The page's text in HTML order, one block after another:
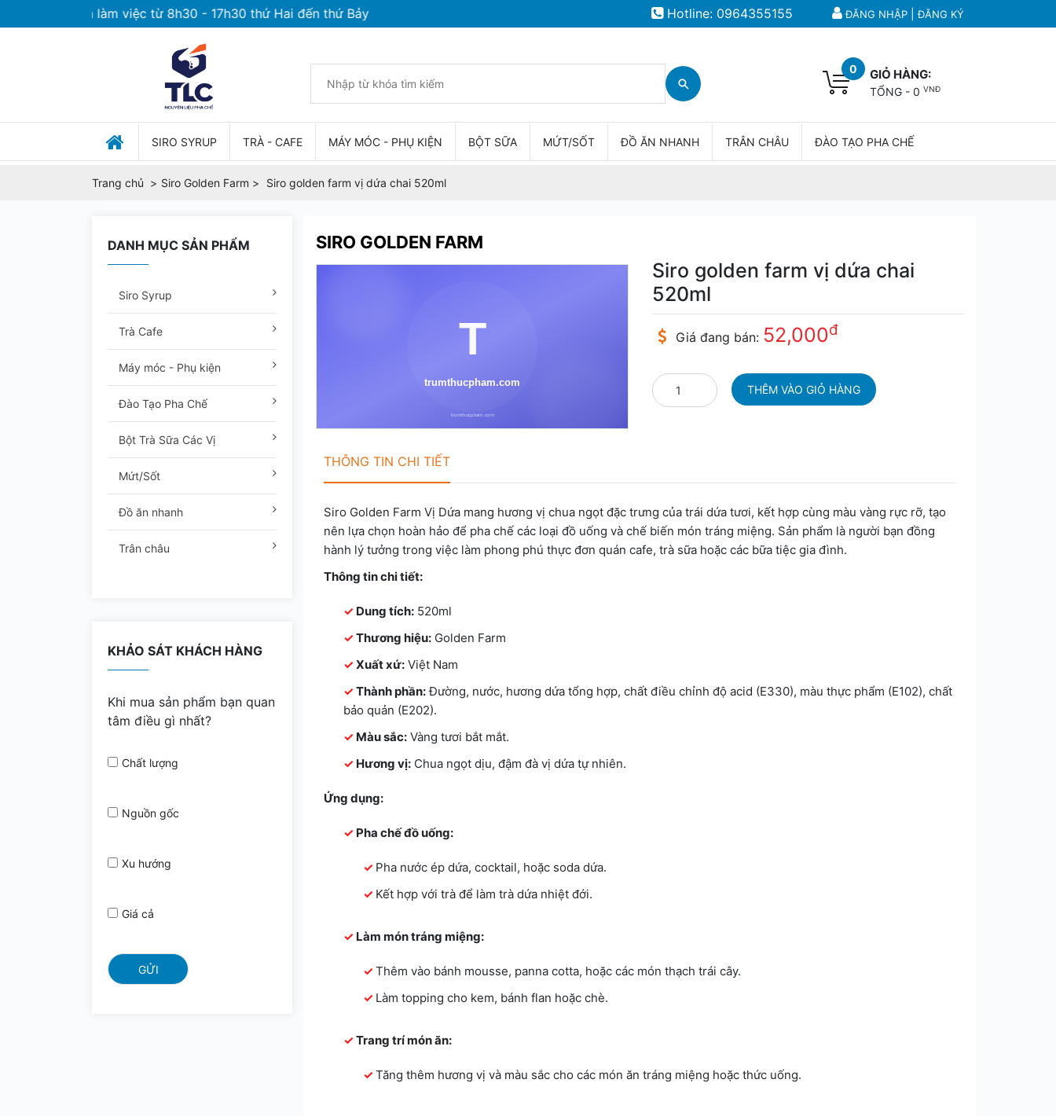
Thời gian làm việc từ 8h30 - 17h30 thứ Hai đến thứ Bảy ĐĂNG NHẬP |ĐĂNG KÝ
Hotline: 0964355155
0 GIỎ HÀNG:
TỔNG - 0 VNĐ
SIRO SYRUP TRÀ - CAFE MÁY MÓC - PHỤ KIỆN BỘT SỮA MỨT/SỐT ĐỒ ĂN NHANH TRÂN CHÂU ĐÀO TẠO PHA CHẾ
Trang chủ Siro Golden Farm Siro golden farm vị dứa chai 520ml
DANH MỤC SẢN PHẨM
Siro Syrup
Trà Cafe
Máy móc - Phụ kiện
Đào Tạo Pha Chế
Bột Trà Sữa Các Vị
Mứt/Sốt
Đồ ăn nhanh
Trân châu
KHẢO SÁT KHÁCH HÀNG
Khi mua sản phẩm bạn quan
tâm điều gì nhất?
Chất lượng
Nguồn gốc
Xu hướng
Giá cả
SIRO GOLDEN FARM
Siro golden farm vị dứa chai
520ml
Giá đang bán: 52,000đ
THÔNG TIN CHI TIẾT
Siro Golden Farm Vị Dứa mang hương vị chua ngọt đặc trưng của trái dứa tươi, kết hợp cùng màu vàng rực rỡ, tạo
nên lựa chọn hoàn hảo để pha chế các loại đồ uống và chế biến món tráng miệng. Sản phẩm là người bạn đồng
hành lý tưởng trong việc làm phong phú thực đơn quán cafe, trà sữa hoặc các bữa tiệc gia đình.
Thông tin chi tiết:
Dung tích: 520ml
Thương hiệu: Golden Farm
Xuất xứ: Việt Nam
Thành phần:Đường, nước, hương dứa tổng hợp, chất điều chỉnh độ acid (E330), màu thực phẩm (E102), chất
bảo quản (E202).
Màu sắc: Vàng tươi bắt mắt.
Hương vị: Chua ngọt dịu, đậm đà vị dứa tự nhiên.
Ứng dụng:
Pha chế đồ uống:
Pha nước ép dứa, cocktail, hoặc soda dứa.
Kết hợp với trà để làm trà dứa nhiệt đới.
Làm món tráng miệng:
Thêm vào bánh mousse, panna cotta, hoặc các món thạch trái cây.
Làm topping cho kem, bánh flan hoặc chè.
Trang trí món ăn:
Tăng thêm hương vị và màu sắc cho các món ăn tráng miệng hoặc thức uống.